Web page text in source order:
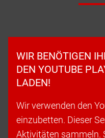
WIR BENÖTIGEN
DEN YOUTUBE
LADEN!
Wir verwenden den
einzubetten. Dieser
Aktivitäten sammeln.